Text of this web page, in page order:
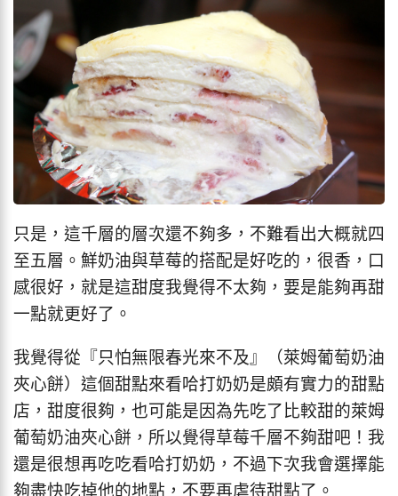
只是，這千層的層次還不夠多，不難看出大概就四
至五層。鮮奶油與草莓的搭配是好吃的，很香，口
感很好，就是這甜度我覺得不太夠，要是能夠再甜
一點就更好了。
我覺得從『只怕無限春光來不及』（萊姆葡萄奶油
夾心餅）這個甜點來看哈打奶奶是頗有實力的甜點
店，甜度很夠，也可能是因為先吃了比較甜的萊姆
葡萄奶油夾心餅，所以覺得草莓千層不夠甜吧！我
還是很想再吃吃看哈打奶奶，不過下次我會選擇能
夠盡快吃掉他的地點，不要再虐待甜點了。